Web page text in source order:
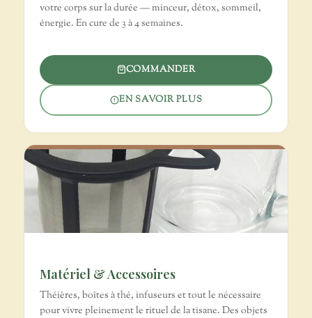
votre corps sur la durée — minceur, détox, sommeil,
énergie. En cure de 3 à 4 semaines.
COMMANDER
EN SAVOIR PLUS
Matériel & Accessoires
Théières, boîtes à thé, infuseurs et tout le nécessaire
pour vivre pleinement le rituel de la tisane. Des objets